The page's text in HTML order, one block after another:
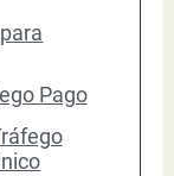
Pago